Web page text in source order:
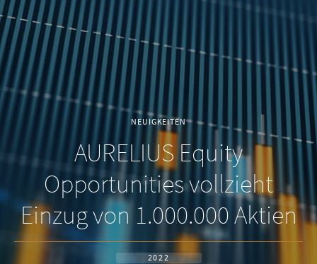
NEUIGKEITEN
AURELIUS Equity
Opportunities vollzieht
Einzug von 1.000.000 Aktien
2022